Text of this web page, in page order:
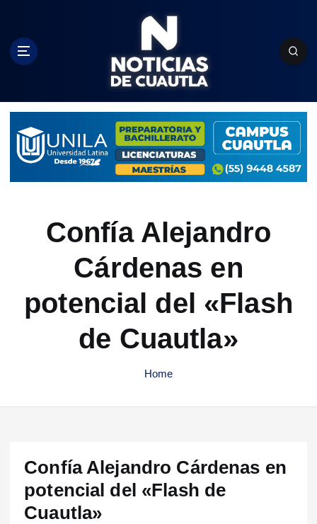
c
Confía Alejandro
Cárdenas en
potencial del «Flash
de Cuautla»
Home
Confía Alejandro Cárdenas en
potencial del «Flash de
Cuautla»